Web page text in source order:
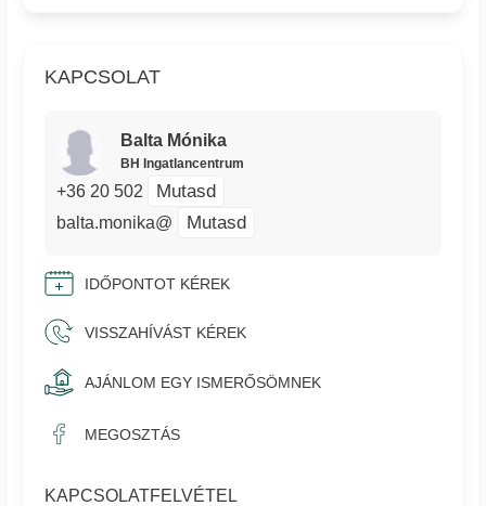
KAPCSOLAT
Balta Mónika
BH Ingatlancentrum
+36 20 502 Mutasd
balta.monika@ Mutasd
IDŐPONTOT KÉREK
VISSZAHÍVÁST KÉREK
AJÁNLOM EGY ISMERŐSÖMNEK
MEGOSZTÁS
KAPCSOLATFELVÉTEL